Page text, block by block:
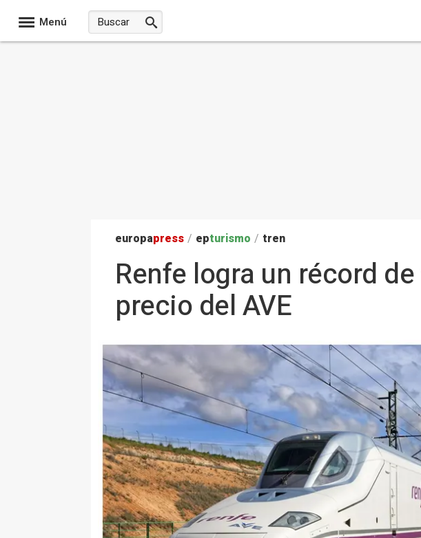
Menú
europapress / epturismo / tren
Renfe logra un récord
precio del AVE